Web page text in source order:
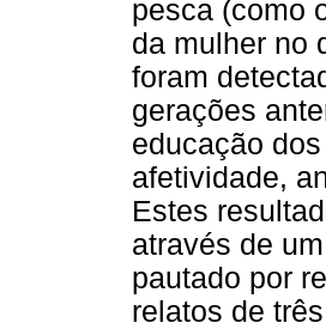
pesca (como
da mulher no
foram
gerações
educação
afetividade,
Estes
através de
pautado por
relatos de